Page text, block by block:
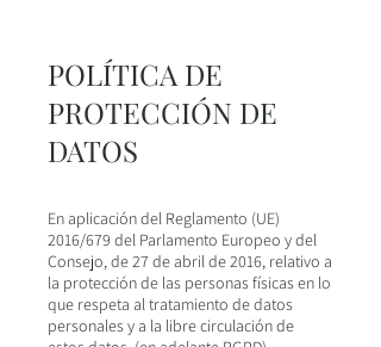
POLÍTICA DE
PROTECCIÓN DE
DATOS
En aplicación del Reglamento (UE)
2016/679 del Parlamento Europeo y del
Consejo, de 27 de abril de 2016, relativo a
la protección de las personas físicas en lo
que respeta al tratamiento de datos
personales y a la libre circulación de